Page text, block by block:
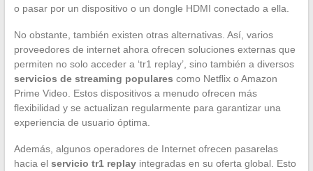
o pasar por un dispositivo o un dongle HDMI conectado a ella.
No obstante, también existen otras alternativas. Así, varios
proveedores de internet ahora ofrecen soluciones externas que
permiten no solo acceder a ‘tr1 replay’, sino también a diversos
servicios de streaming populares como Netflix o Amazon
Prime Video. Estos dispositivos a menudo ofrecen más
flexibilidad y se actualizan regularmente para garantizar una
experiencia de usuario óptima.
Además, algunos operadores de Internet ofrecen pasarelas
hacia el servicio tr1 replayintegradas en su oferta global. Esto